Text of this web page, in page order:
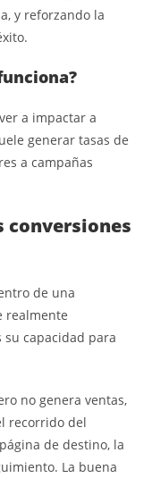
y reforzando la
a impactar a
generar tasas de
a campañas
conversiones
de una
realmente
capacidad para
no genera ventas,
recorrido del
de destino, la
La buena